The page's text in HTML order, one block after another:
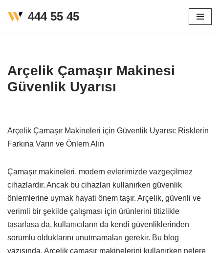
444 55 45
Arçelik Çamaşır Makinesi
Güvenlik Uyarısı
Arçelik Çamaşır Makineleri için Güvenlik Uyarısı: Risklerin
Farkına Varın ve Önlem Alın
Çamaşır makineleri, modern evlerimizde vazgeçilmez
cihazlardır. Ancak bu cihazları kullanırken güvenlik
önlemlerine uymak hayati önem taşır. Arçelik, güvenli ve
verimli bir şekilde çalışması için ürünlerini titizlikle
tasarlasa da, kullanıcıların da kendi güvenliklerinden
sorumlu olduklarını unutmamaları gerekir. Bu blog
yazısında, Arçelik çamaşır makinelerini kullanırken nelere